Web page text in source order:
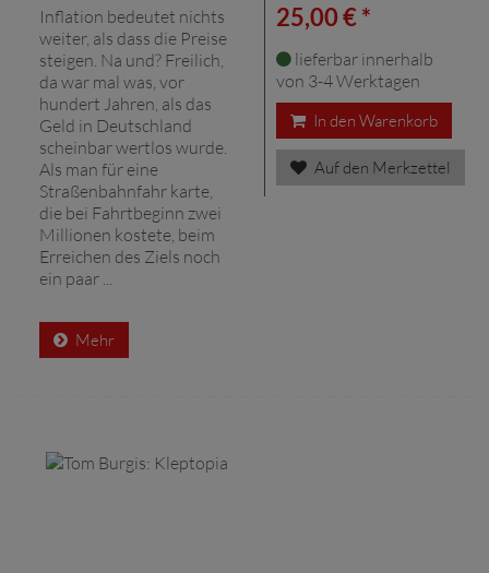
Inflation bedeutet nichts
weiter, als dass die Preise
steigen. Na und? Freilich,
da war mal was, vor
hundert Jahren, als das
Geld in Deutschland
scheinbar wertlos wurde.
Als man für eine
Straßenbahnfahr karte,
die bei Fahrtbeginn zwei
Millionen kostete, beim
Erreichen des Ziels noch
ein paar ...
Mehr
25,00 € *
lieferbar innerhalb
von 3-4 Werktagen
In den Warenkorb
Auf den Merkzettel